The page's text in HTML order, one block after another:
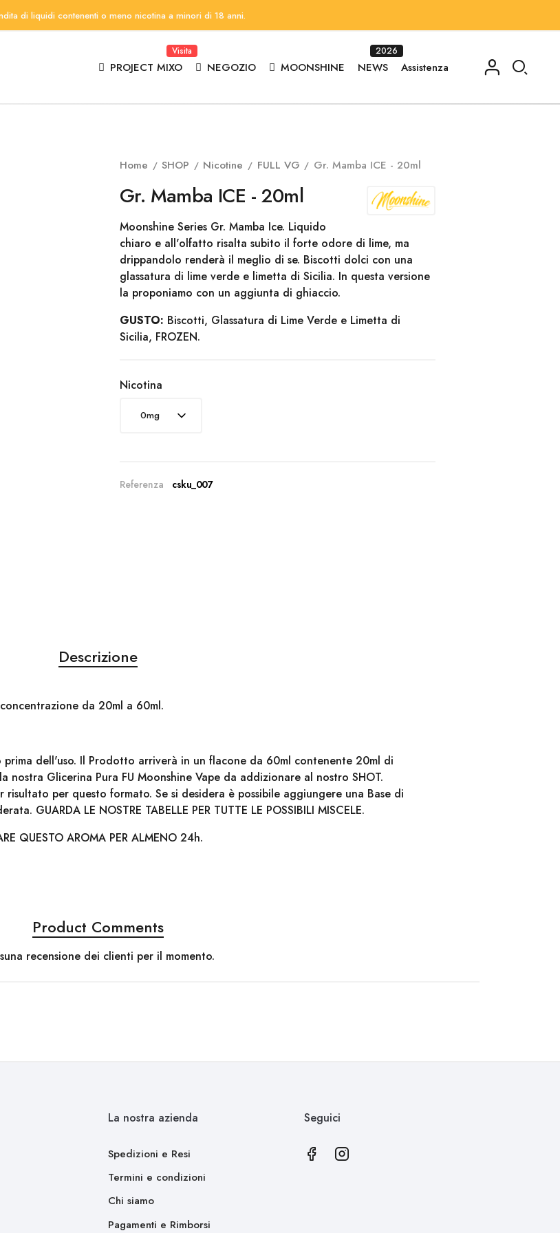
di liquidi contenenti o meno nicotina a minori di 18 anni.
PROJECT MIXO
Visita
NEGOZIO MOONSHINE NEWS
2026
Assistenza
Home SHOP Nicotine FULL VG Gr. Mamba ICE - 20ml
Gr. Mamba ICE - 20ml
Moonshine Series Gr. Mamba Ice. Liquido
chiaro e all'olfatto risalta subito il forte odore di lime, ma
drippandolo renderà il meglio di se. Biscotti dolci con una
glassatura di lime verde e limetta di Sicilia. In questa versione
la proponiamo con un aggiunta di ghiaccio.
GUSTO: Biscotti, Glassatura di Lime Verde e Limetta di
Sicilia, FROZEN.
Nicotina
Referenza csku_007
Descrizione
da 20ml a 60ml.
dell'uso. Il Prodotto arriverà in un flacone da 60ml contenente 20ml di
nostra Glicerina Pura FU Moonshine Vape da addizionare al nostro SHOT.
per questo formato. Se si desidera è possibile aggiungere una Base di
GUARDA LE NOSTRE TABELLE PER TUTTE LE POSSIBILI MISCELE.
QUESTO AROMA PER ALMENO 24h.
Product Comments
recensione dei clienti per il momento.
La nostra azienda
Spedizioni e Resi
Termini e condizioni
Chi siamo
Pagamenti e Rimborsi
Seguici